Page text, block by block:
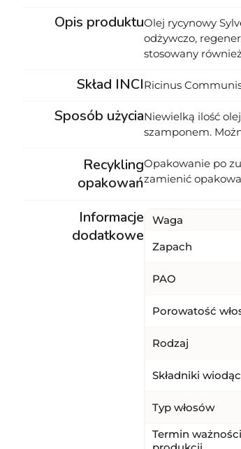
Opis produktuOlej rycynowy
odżywczo,
stosowany
Skład INCIRicinus
Sposób użyciaNiewielką ilość
szamponem.
Recykling
opakowań
Opakowanie po
zamienić
Informacje
dodatkowe
Waga
Zapach
PAO
Porowatość
Rodzaj
Składniki
Typ włosów
Termin